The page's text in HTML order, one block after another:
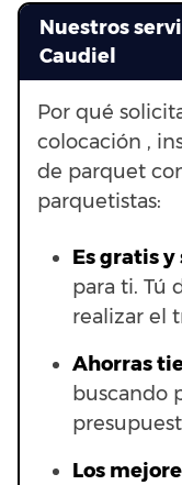
Nuestros
Caudiel
Por qué
colocación ,
de parquet
parquetistas:
Es gratis
para ti. Tú
realizar el
Ahorras t
buscando
Los